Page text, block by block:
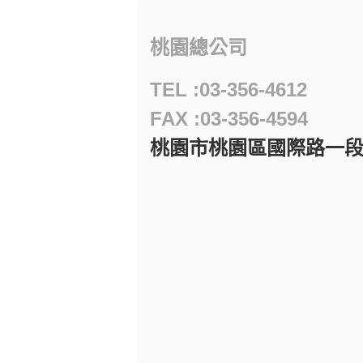
桃園總公司
TEL :03-356-4612
FAX :03-356-4594
桃園市桃園區國際路一